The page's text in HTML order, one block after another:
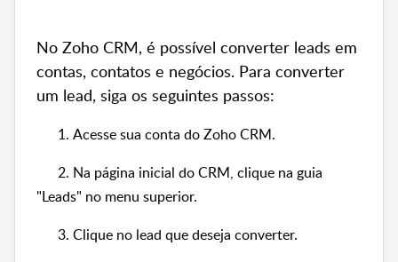
No Zoho CRM, é possível converter leads em
contas, contatos e negócios. Para converter
um lead, siga os seguintes passos:
1. Acesse sua conta do Zoho CRM.
2. Na página inicial do CRM, clique na guia
"Leads" no menu superior.
3. Clique no lead que deseja converter.